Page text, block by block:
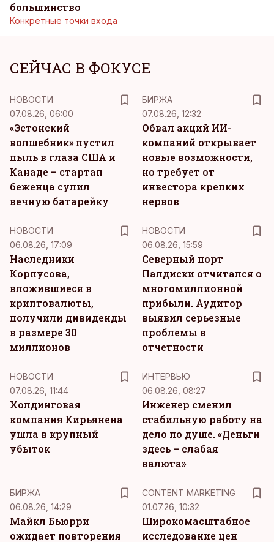
большинство
Конкретные точки входа
СЕЙЧАС В ФОКУСЕ
НОВОСТИ
07.08.26, 06:00
«Эстонский
волшебник» пустил
пыль в глаза США и
Канаде – стартап
беженца сулил
вечную батарейку
БИРЖА
07.08.26, 12:32
Обвал акций ИИ-
компаний открывает
новые возможности,
но требует от
инвестора крепких
нервов
НОВОСТИ
06.08.26, 17:09
Наследники
Корпусова,
вложившиеся в
криптовалюты,
получили дивиденды
в размере 30
миллионов
НОВОСТИ
06.08.26, 15:59
Северный порт
Палдиски отчитался о
многомиллионной
прибыли. Аудитор
выявил серьезные
проблемы в
отчетности
НОВОСТИ
07.08.26, 11:44
Холдинговая
компания Кирьянена
ушла в крупный
убыток
ИНТЕРВЬЮ
06.08.26, 08:27
Инженер сменил
стабильную работу на
дело по душе. «Деньги
здесь – слабая
валюта»
БИРЖА
06.08.26, 14:29
Майкл Бьюрри
ожидает повторения
CONTENT MARKETING
01.07.26, 10:32
Широкомасштабное
исследование цен